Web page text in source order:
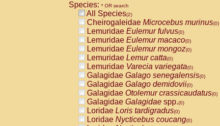
Species: * OR search
All Species(2)
Cheirogaleidae Microcebus murinus(0)
Lemuridae Eulemur fulvus(0)
Lemuridae Eulemur macaco(0)
Lemuridae Eulemur mongoz(0)
Lemuridae Lemur catta(0)
Lemuridae Varecia variegata(0)
Galagidae Galago senegalensis(0)
Galagidae Galago demidovii(0)
Galagidae Otolemur crassicaudatus(0)
Galagidae Galagidae spp.(0)
Loridae Loris tardigradus(0)
Loridae Nycticebus coucang(0)